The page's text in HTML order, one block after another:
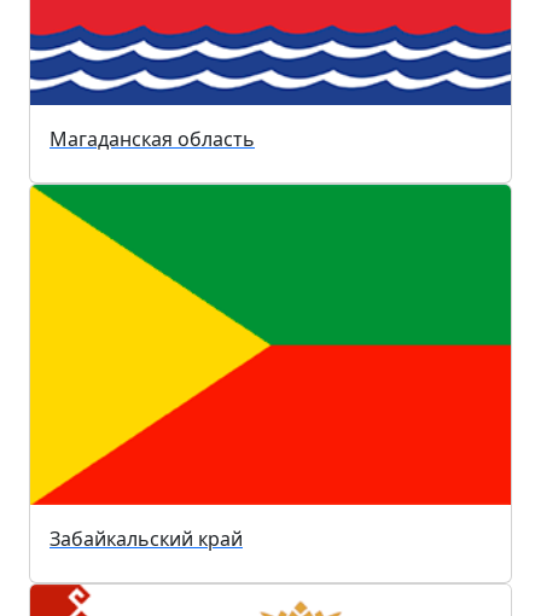
Магаданская область
Забайкальский край